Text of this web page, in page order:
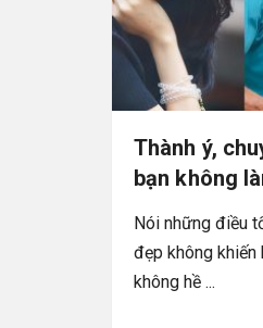
Thành ý,
bạn không
Nói những điều
đẹp không
không hề ...